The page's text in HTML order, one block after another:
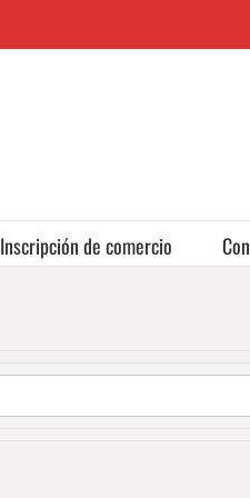
Inscripción de comercio